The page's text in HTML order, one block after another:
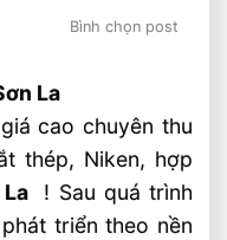
Bình chọn post
La
cao chuyên thu
thép, Niken, hợp
! Sau quá trình
triển theo nền